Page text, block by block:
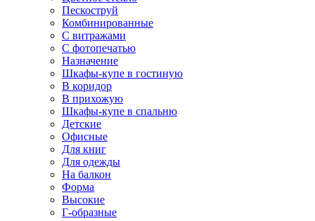
Пескоструй
Комбинированные
С витражами
С фотопечатью
Назначение
Шкафы-купе в гостиную
В коридор
В прихожую
Шкафы-купе в спальню
Детские
Офисные
Для книг
Для одежды
На балкон
Форма
Высокие
Г-образные